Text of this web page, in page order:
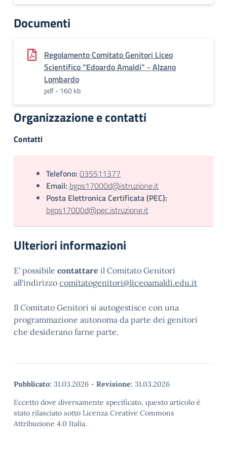
Documenti
Regolamento Comitato Genitori Liceo
Scientifico “Edoardo Amaldi” - Alzano
Lombardo
pdf - 160 kb
Organizzazione e contatti
Contatti
Telefono: 035511377
Email: bgps17000d@istruzione.it
Posta Elettronica Certificata (PEC):
bgps17000d@pec.istruzione.it
Ulteriori informazioni
E' possibile contattare il Comitato Genitori
all'indirizzo comitatogenitori@liceoamaldi.edu.it
Il Comitato Genitori si autogestisce con una
programmazione autonoma da parte dei genitori
che desiderano farne parte.
Pubblicato: 31.03.2026 - Revisione: 31.03.2026
Eccetto dove diversamente specificato, questo articolo è
stato rilasciato sotto Licenza Creative Commons
Attribuzione 4.0 Italia.